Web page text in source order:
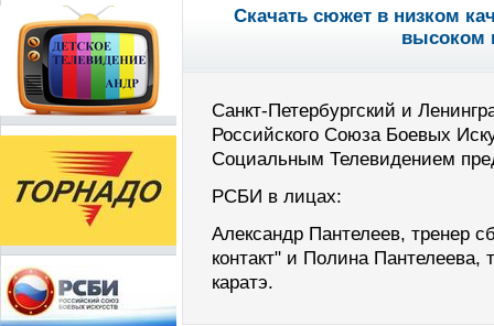
Скачать сюжет в низком
высоком
Санкт-Петербургский и
Российского Союза Боевых
Социальным Телевидением
РСБИ в лицах:
Александр Пантелеев, тренер
контакт" и Полина
каратэ.